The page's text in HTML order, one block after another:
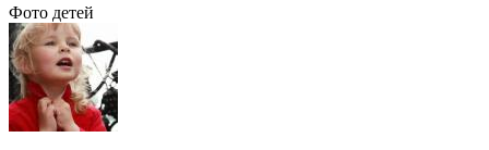
Фото детей